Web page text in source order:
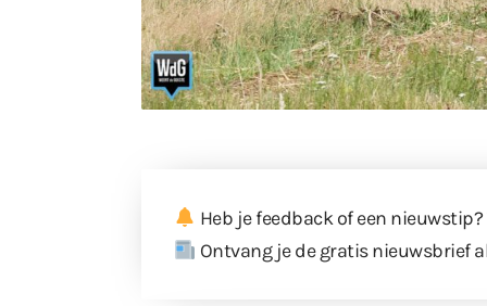
Heb je feedback of een nieuwstip?
Ontvang je de gratis nieuwsbrief